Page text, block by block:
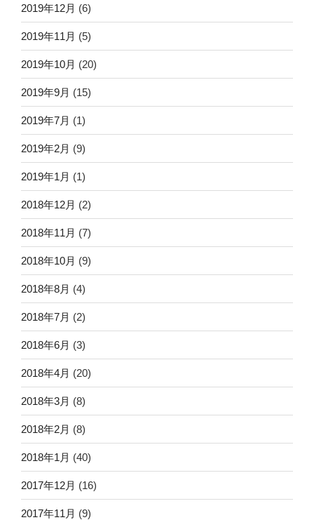
2019年12月 (6)
2019年11月 (5)
2019年10月 (20)
2019年9月 (15)
2019年7月 (1)
2019年2月 (9)
2019年1月 (1)
2018年12月 (2)
2018年11月 (7)
2018年10月 (9)
2018年8月 (4)
2018年7月 (2)
2018年6月 (3)
2018年4月 (20)
2018年3月 (8)
2018年2月 (8)
2018年1月 (40)
2017年12月 (16)
2017年11月 (9)